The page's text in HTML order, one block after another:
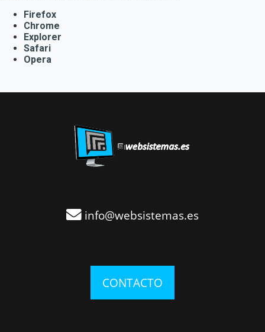
Firefox
Chrome
Explorer
Safari
Opera
info@websistemas.es
CONTACTO